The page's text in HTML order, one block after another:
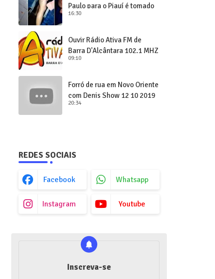
Paulo para o Piauí é tomado
de assalto
16:30
Ouvir Rádio Ativa FM de
Barra D'Alcântara 102,1 MHZ
09:10
Forró de rua em Novo Oriente
com Denis Show 12 10 2019
20:34
REDES SOCIAIS
Facebook Whatsapp
Instagram Youtube
Inscreva-se